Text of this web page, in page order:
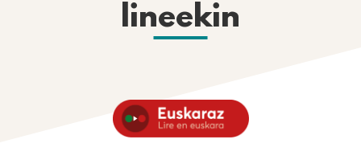
lineekin